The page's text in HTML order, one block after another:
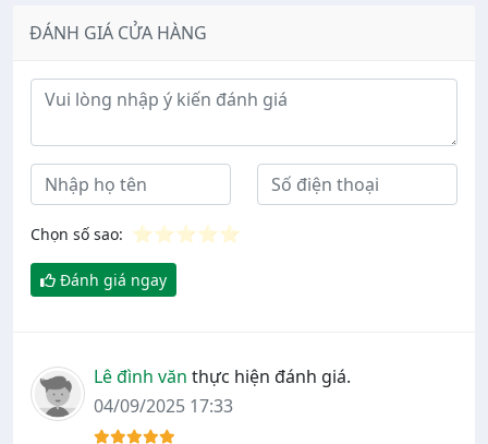
ĐÁNH GIÁ CỬA HÀNG
Ý kiến đánh giá
Chọn số sao: ⭐⭐⭐⭐⭐
Đánh giá ngay
Lê đình văn thực hiện đánh giá.
04/09/2025 17:33